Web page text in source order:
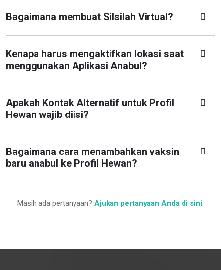
Bagaimana membuat Silsilah Virtual?
Kenapa harus mengaktifkan lokasi saat
menggunakan Aplikasi Anabul?
Apakah Kontak Alternatif untuk Profil
Hewan wajib diisi?
Bagaimana cara menambahkan vaksin
baru anabul ke Profil Hewan?
Masih ada pertanyaan? Ajukan pertanyaan Anda di sini.